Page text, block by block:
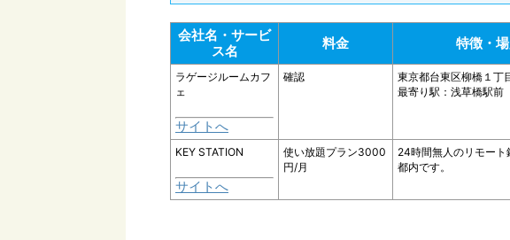
会社名・サービ
ス名
料金 特徴・
ラゲージルームカフ
ェ
サイトへ
確認
東京都台東区柳橋１丁
最寄り駅：浅草橋駅前
KEY STATION
サイトへ
使い放題プラン3000
円/月
24時間無人のリモー
都内です。